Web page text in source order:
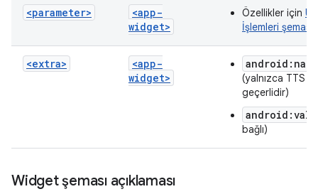
<parameter>
<app-
widget>
Özellikler için
İşlemleri
<extra>
<app-
widget>
android:name
(yalnızca TTS
geçerlidir)
bağlı)
Widget şeması açıklaması